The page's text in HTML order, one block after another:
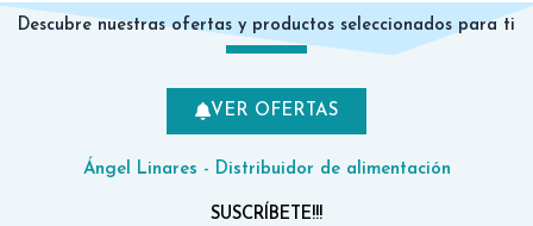
promotor Angel, con David en la entrega son
Descubre nuestras ofertas y productos seleccionados para ti
VER OFERTAS
Ángel Linares - Distribuidor de alimentación
SUSCRÍBETE!!!